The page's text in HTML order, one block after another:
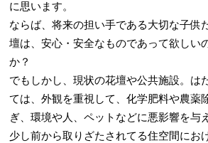
に思います。
ならば、将来の担い手である大切な子供
壇は、安心・安全なものであって欲しい
か？
でもしかし、現状の花壇や公共施設。は
ては、外観を重視して、化学肥料や農薬
ぎ、環境や人、ペットなどに悪影響を与
少し前から取りざたされてる住空間にお